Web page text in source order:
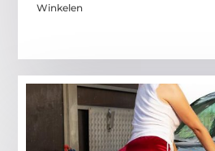
Winkelen